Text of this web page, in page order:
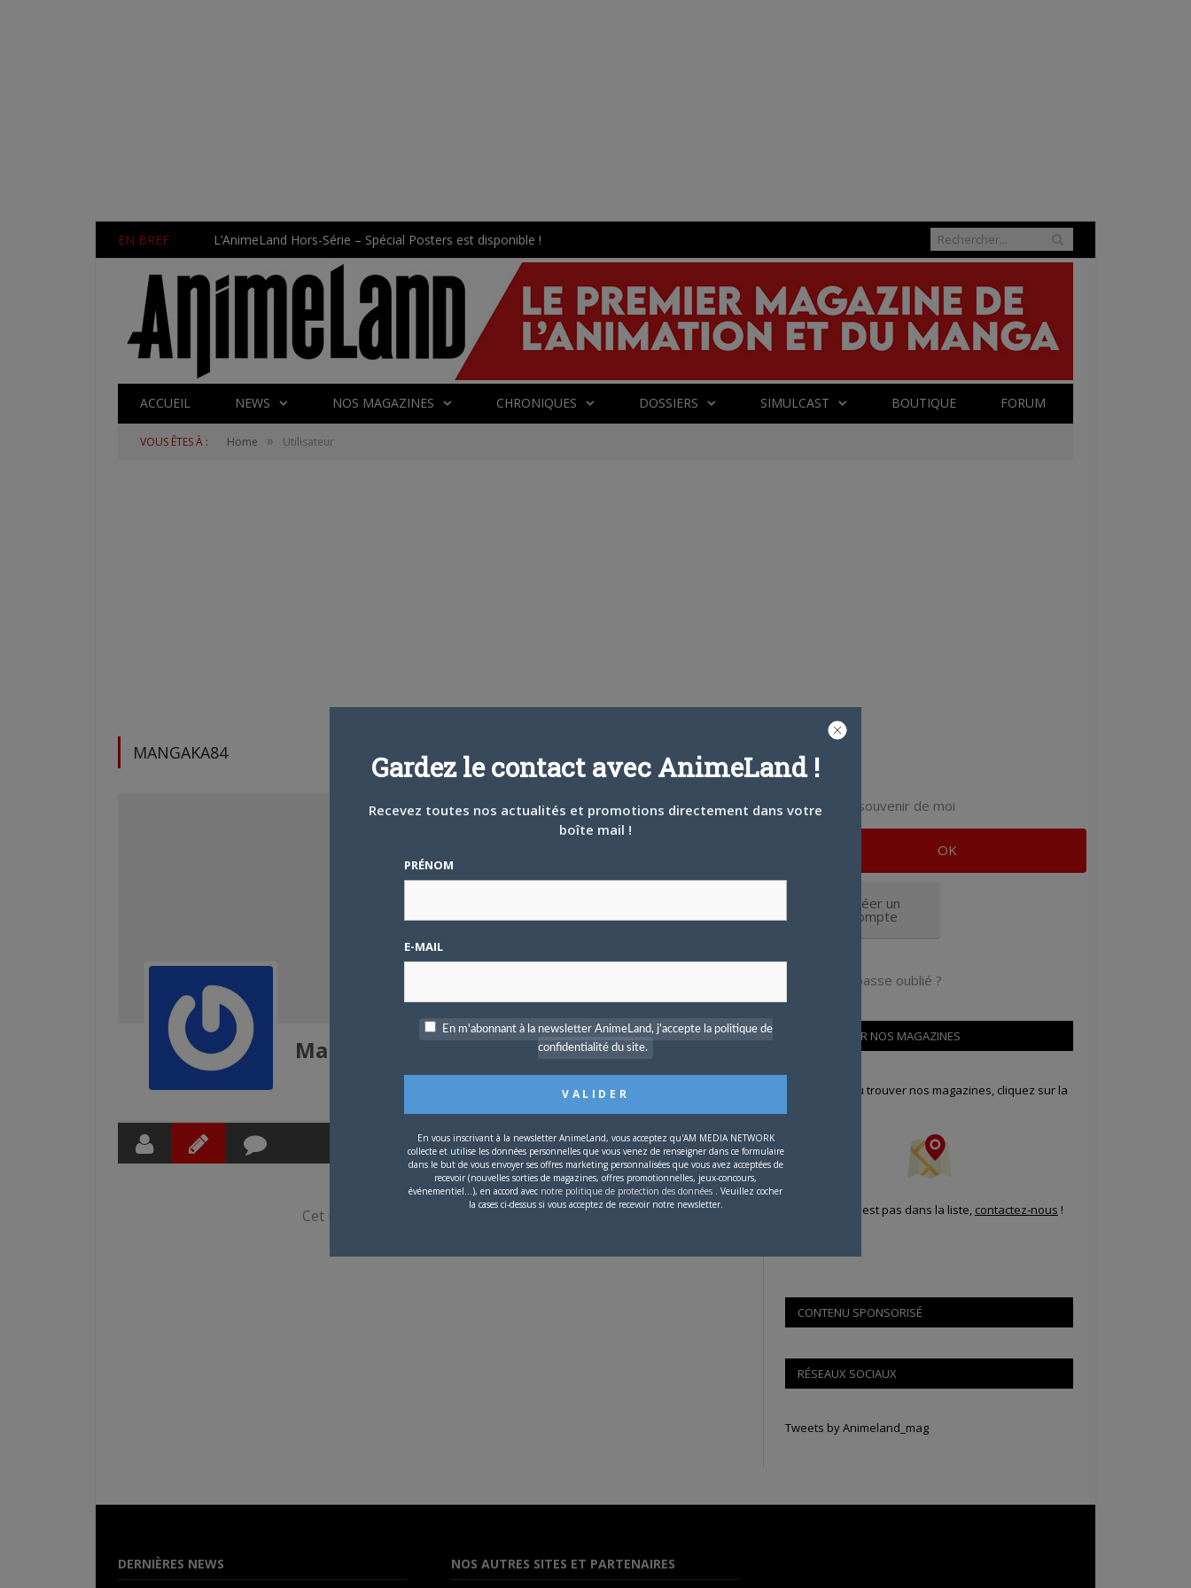
EN BREF L’AnimeLand Hors-Série – Spécial Posters est disponible !
ACCUEIL NEWS NOS MAGAZINES CHRONIQUES DOSSIERS SIMULCAST BOUTIQUE FORUM
VOUS ÊTES À : Home » Utilisateur
MANGAKA84
Mangaka84
Cet utilisateur n'a publié aucun article.
Se souvenir de moi
Créer un
compte
Mot de passe oublié ?
OÙ TROUVER NOS MAGAZINES
Pour savoir où trouver nos magazines, cliquez sur la
Si votre ville n'est pas dans la liste, contactez-nous !
CONTENU SPONSORISÉ
RÉSEAUX SOCIAUX
Tweets by Animeland_mag
DERNIÈRES NEWS NOS AUTRES SITES ET PARTENAIRES
Gardez le contact avec AnimeLand !
Recevez toutes nos actualités et promotions directement dans votre
boîte mail !
PRÉNOM
E-MAIL
En m'abonnant à la newsletter AnimeLand, j'accepte la politique de
confidentialité du site.
En vous inscrivant à la newsletter AnimeLand, vous acceptez qu'AM MEDIA NETWORK
collecte et utilise les données personnelles que vous venez de renseigner dans ce formulaire
dans le but de vous envoyer ses offres marketing personnalisées que vous avez acceptées de
recevoir (nouvelles sorties de magazines, offres promotionnelles, jeux-concours,
événementiel...), en accord avec notre politique de protection des données . Veuillez cocher
la cases ci-dessus si vous acceptez de recevoir notre newsletter.